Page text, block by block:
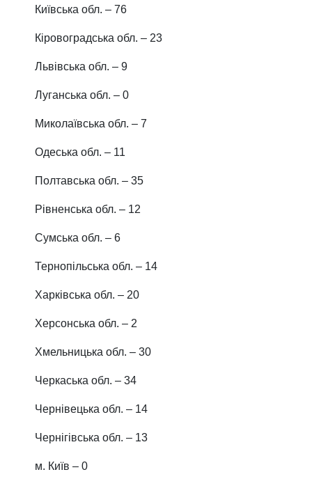
Київська обл. – 76
Кіровоградська обл. – 23
Львівська обл. – 9
Луганська обл. – 0
Миколаївська обл. – 7
Одеська обл. – 11
Полтавська обл. – 35
Рівненська обл. – 12
Сумська обл. – 6
Тернопільська обл. – 14
Харківська обл. – 20
Херсонська обл. – 2
Хмельницька обл. – 30
Черкаська обл. – 34
Чернівецька обл. – 14
Чернігівська обл. – 13
м. Київ – 0